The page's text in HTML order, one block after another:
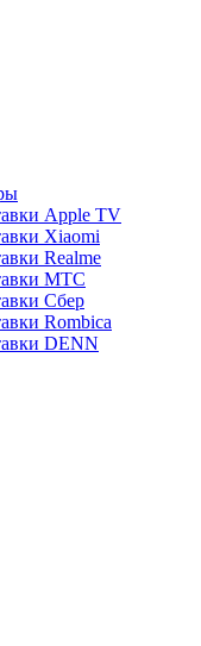
Apple TV
Xiaomi
Realme
МТС
Сбер
Rombica
DENN